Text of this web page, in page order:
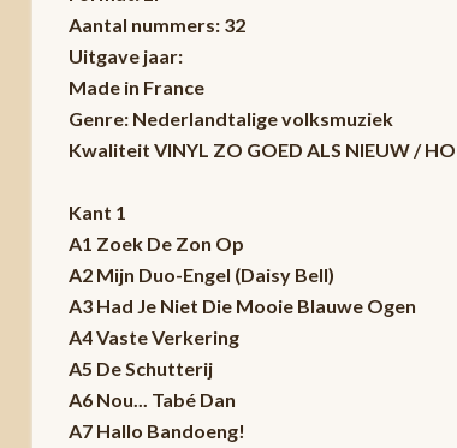
Aantal nummers: 32
Uitgave jaar:
Made in France
Genre: Nederlandtalige volksmuziek
Kwaliteit VINYL ZO GOED ALS NIEUW /
Kant 1
A1 Zoek De Zon Op
A2 Mijn Duo-Engel (Daisy Bell)
A3 Had Je Niet Die Mooie Blauwe Ogen
A4 Vaste Verkering
A5 De Schutterij
A6 Nou... Tabé Dan
A7 Hallo Bandoeng!